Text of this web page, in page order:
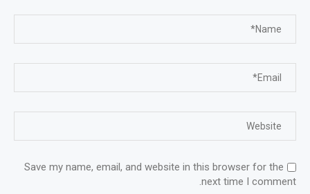
Save my name, email, and website in this browser for the
next time I comment.